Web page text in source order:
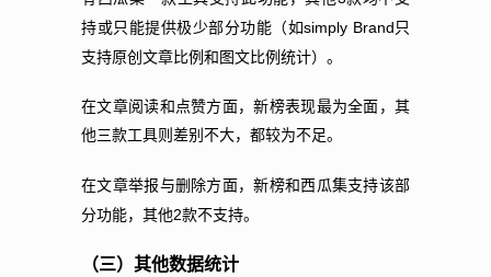
持或只能提供极少部分功能（如simply Brand 只
支持原创文章比例和图文比例统计）。
在文章阅读和点赞方面，新榜表现最为全面，其
他三款工具则差别不大，都较为不足。
在文章举报与删除方面，新榜和西瓜集支持该部
分功能，其他2款不支持。
（三）其他数据统计